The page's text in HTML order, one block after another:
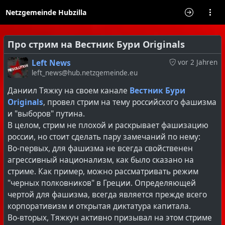
Netzgemeinde Hubzilla
Про стрим на Вестник Бури Originals
vor 2 Jahren
Left News
left_news@hub.netzgemeinde.eu
Даниил Тяжку на своем канале Вестник Бури
Originals, провел стрим на тему российского фашизма
и "выборов" путина.
В целом, стрим не плохой и раскрывает фашизацию
россии, но стоит сделать пару замечаний по нему:
Во-первых, для фашизма не всегда свойственен
агрессивный национализм, как было сказано на
стриме. Как пример, можно рассматривать режим
"черных полковников" в Греции. Определяющей
чертой для фашизма, всегда является прежде всего
корпоративизм и открытая диктатура капитала.
Во-вторых, Тяжкун активно призывал на этом стриме